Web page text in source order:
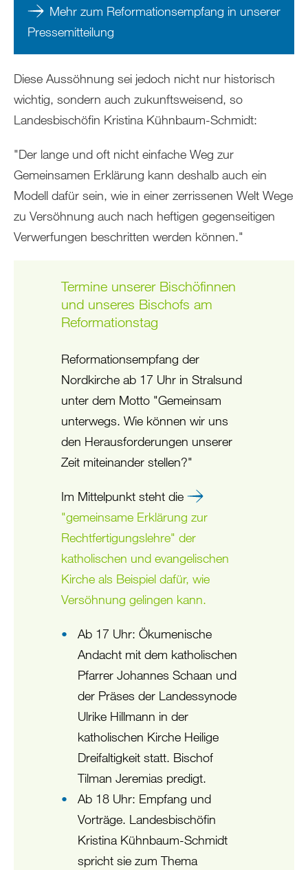
Mehr zum Reformationsempfang in unserer
Pressemitteilung
Diese Aussöhnung sei jedoch nicht nur historisch
wichtig, sondern auch zukunftsweisend, so
Landesbischöfin Kristina Kühnbaum-Schmidt:
"Der lange und oft nicht einfache Weg zur
Gemeinsamen Erklärung kann deshalb auch ein
Modell dafür sein, wie in einer zerrissenen Welt Wege
zu Versöhnung auch nach heftigen gegenseitigen
Verwerfungen beschritten werden können."
Termine unserer Bischöfinnen
und unseres Bischofs am
Reformationstag
Reformationsempfang der
Nordkirche ab 17 Uhr in Stralsund
unter dem Motto "Gemeinsam
unterwegs. Wie können wir uns
den Herausforderungen unserer
Zeit miteinander stellen?"
Im Mittelpunkt steht die
"gemeinsame Erklärung zur
Rechtfertigungslehre" der
katholischen und evangelischen
Kirche als Beispiel dafür, wie
Versöhnung gelingen kann.
Ab 17 Uhr: Ökumenische
Andacht mit dem katholischen
Pfarrer Johannes Schaan und
der Präses der Landessynode
Ulrike Hillmann in der
katholischen Kirche Heilige
Dreifaltigkeit statt. Bischof
Tilman Jeremias predigt.
Ab 18 Uhr: Empfang und
Vorträge. Landesbischöfin
Kristina Kühnbaum-Schmidt
spricht sie zum Thema